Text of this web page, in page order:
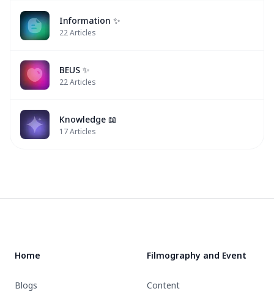
Information ✨
22Articles
BEUS ✨
22Articles
Knowledge 📖
17Articles
Home
Blogs
Filmography and Event
Content